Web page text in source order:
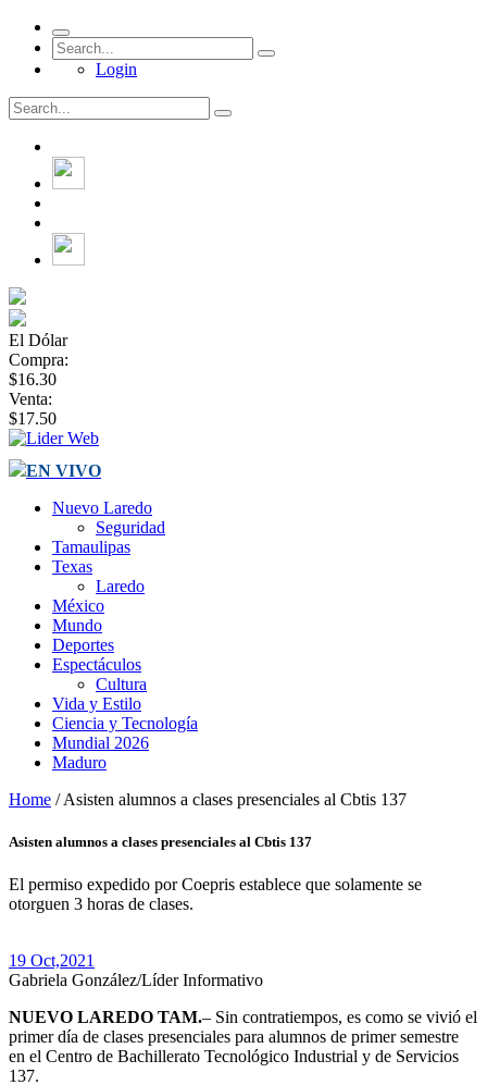
Login
El Dólar
Compra:
$16.30
Venta:
$17.50
EN VIVO
Nuevo Laredo
Seguridad
Tamaulipas
Texas
Laredo
México
Mundo
Deportes
Espectáculos
Cultura
Vida y Estilo
Ciencia y Tecnología
Mundial 2026
Maduro
Home / Asisten alumnos a clases presenciales al Cbtis 137
Asisten alumnos a clases presenciales al Cbtis 137
El permiso expedido por Coepris establece que solamente se
otorguen 3 horas de clases.
19 Oct,2021
Gabriela González/Líder Informativo
NUEVO LAREDO TAM.– Sin contratiempos, es como se vivió el
primer día de clases presenciales para alumnos de primer semestre
en el Centro de Bachillerato Tecnológico Industrial y de Servicios
137.